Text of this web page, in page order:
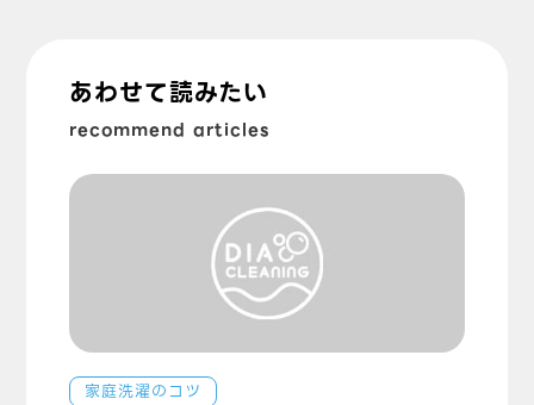
あわせて読みたい
recommend articles
家庭洗濯のコツ